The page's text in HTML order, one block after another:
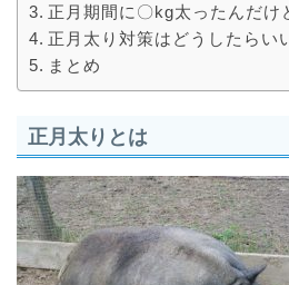
正月期間に〇kg太ったんだけ
正月太り対策はどうしたらい
まとめ
正月太りとは